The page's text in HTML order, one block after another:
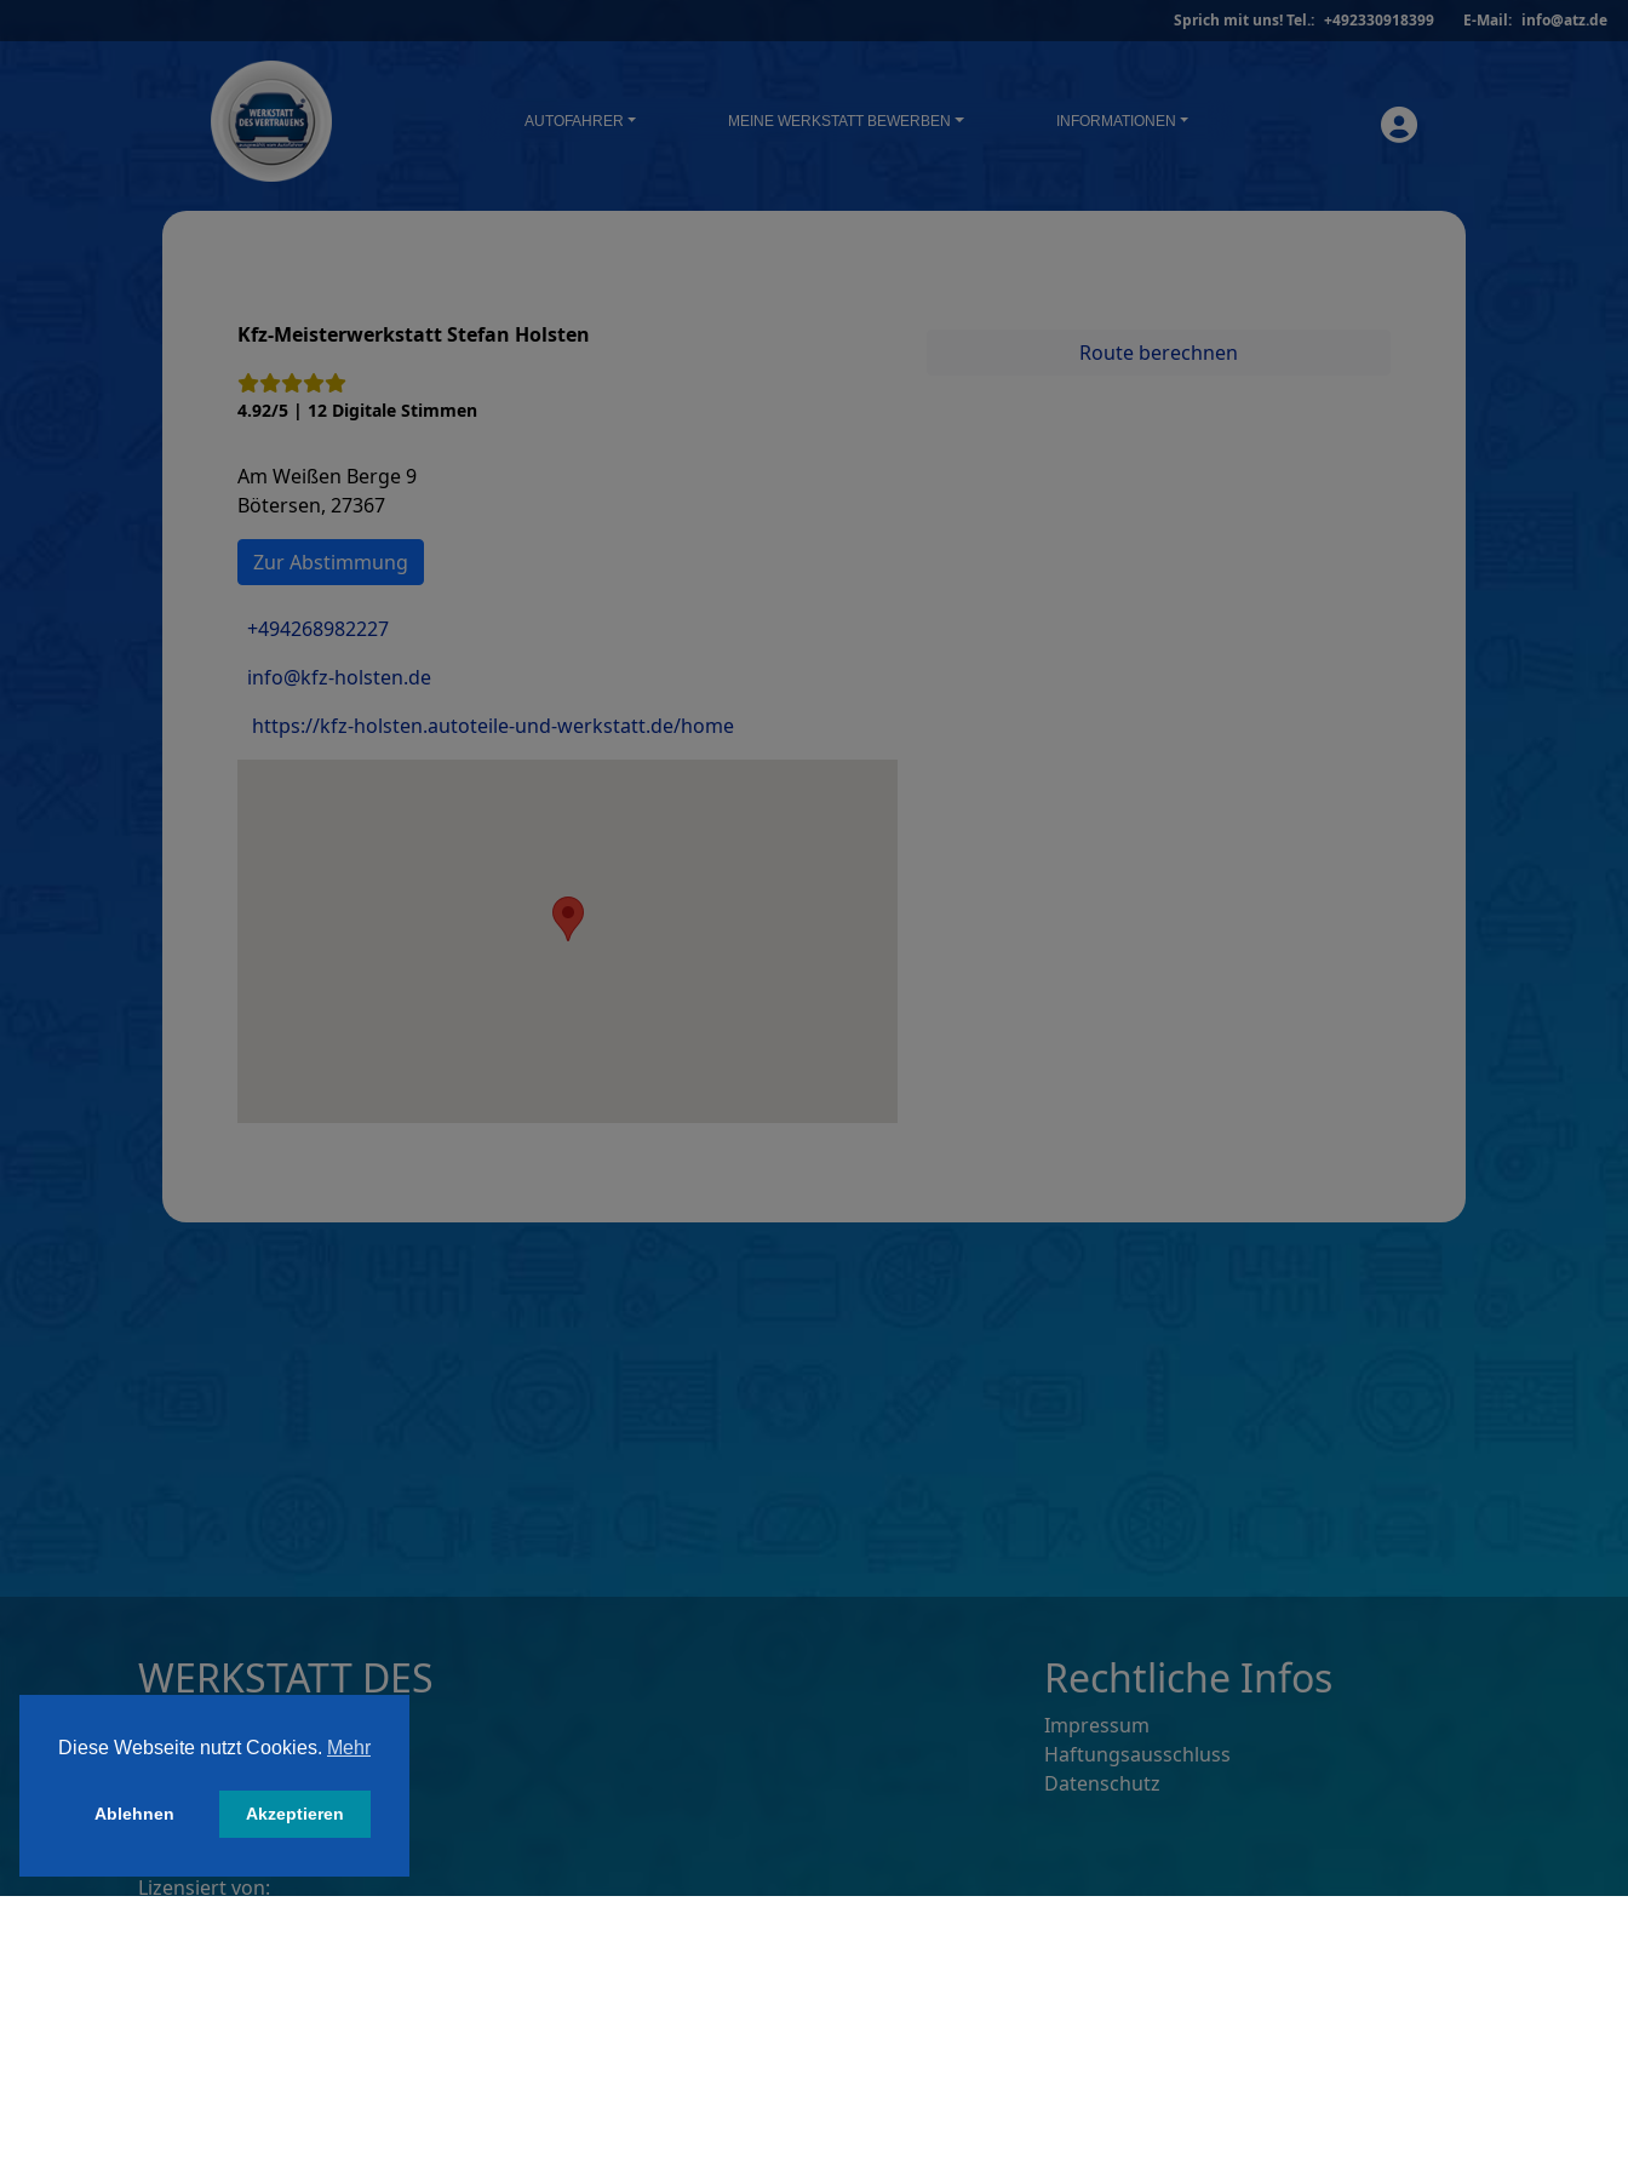
to
Sprich mit uns!Tel.: +492330918399 E-Mail: info@atz.de
AUTOFAHRER MEINE WERKSTATT BEWERBEN INFORMATIONEN
Kfz-Meisterwerkstatt Stefan Holsten
4.92/5 | 12 Digitale Stimmen
Am Weißen Berge 9
Bötersen, 27367
Zur Abstimmung
+494268982227
info@kfz-holsten.de
https://kfz-holsten.autoteile-und-werkstatt.de/home
Route berechnen
WERKSTATT DES
ATZ AG, Dortmund
Lizensiert von:
Rechtliche Infos
Impressum
Haftungsausschluss
Datenschutz
Diese Webseite nutzt Cookies. Mehr
Ablehnen Akzeptieren